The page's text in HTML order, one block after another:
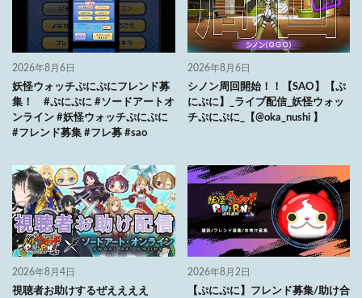
2026年8月6日
妖怪ウォッチぷにぷにフレンド募
集！ #ぷにぷに #ソードアートオ
ンライン #妖怪ウォッチぷにぷに
#フレンド募集 #フレ募 #sao
2026年8月6日
シノン周回開始！！【SAO】【ぷ
にぷに】_ライブ配信_妖怪ウォッ
チぷにぷに_【@oka_nushi 】
2026年8月4日
視聴者お助けするぜええええ
2026年8月2日
【ぷにぷに】フレンド募集/助け合